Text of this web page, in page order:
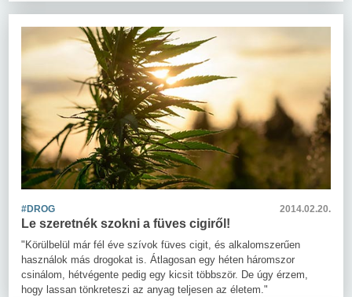
#DROG 2014.02.20.
Le szeretnék szokni a füves cigiről!
"Körülbelül már fél éve szívok füves cigit, és alkalomszerűen
használok más drogokat is. Átlagosan egy héten háromszor
csinálom, hétvégente pedig egy kicsit többször. De úgy érzem,
hogy lassan tönkreteszi az anyag teljesen az életem."